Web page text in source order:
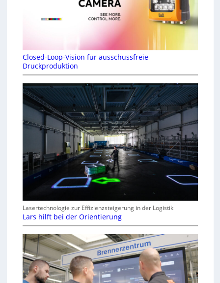
Closed-Loop-Vision für ausschussfreie
Druckproduktion
Lasertechnologie zur Effizienzsteigerung in der Logistik
Lars hilft bei der Orientierung